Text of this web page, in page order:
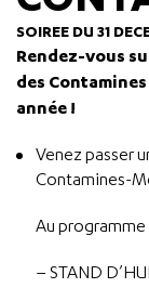
SOIREE DU 31
Rendez-vous
des
année !
Venez passer
Contamines-
Au programme
– STAND